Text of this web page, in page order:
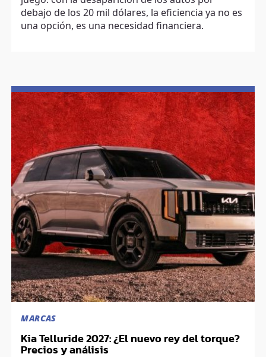
debajo de los 20 mil dólares, la eficiencia ya no es
una opción, es una necesidad financiera.
MARCAS
Kia Telluride 2027: ¿El nuevo rey del torque?
Precios y análisis